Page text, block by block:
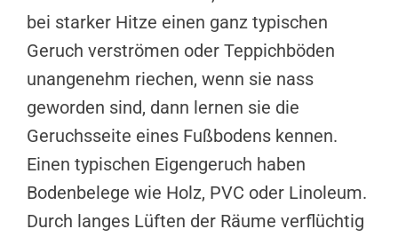
bei starker Hitze einen ganz typischen
Geruch verströmen oder Teppichböden
unangenehm riechen, wenn sie nass
geworden sind, dann lernen sie die
Geruchsseite eines Fußbodens kennen.
Einen typischen Eigengeruch haben
Bodenbelege wie Holz, PVC oder Linoleum.
Durch langes Lüften der Räume verflüchtig